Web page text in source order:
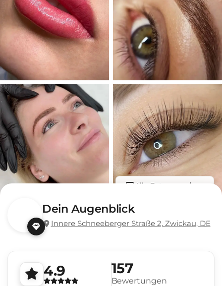
Alle Fotos anzeigen
Dein Augenblick
Innere Schneeberger Straße 2, Zwickau, DE
4.9 157
Bewertungen